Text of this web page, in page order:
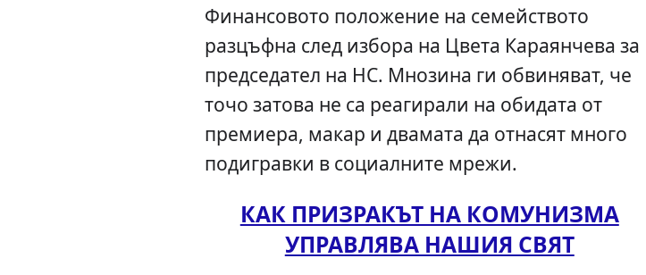
Финансовото положение на семейството
разцъфна след избора на Цвета Караянчева за
председател на НС. Мнозина ги обвиняват, че
точо затова не са реагирали на обидата от
премиера, макар и двамата да отнасят много
подигравки в социалните мрежи.
КАК ПРИЗРАКЪТ НА КОМУНИЗМА
УПРАВЛЯВА НАШИЯ СВЯТ